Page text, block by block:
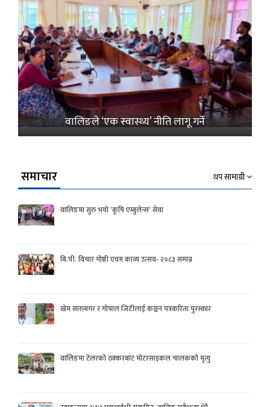
वालिङले ‘एक स्वास्थ्य’ नीति लागू गर्ने
समाचार थप सामाग्री
वालिङमा सुरु भयो ‘कृषि एम्बुलेन्स’ सेवा
बि.पी. विचार गोष्ठी एवम काव्य उत्सव- २०८३ सम्पन्न
खेम सारुमगर र गोपाल जिटीलाई कञ्चन पत्रकरिता पुरस्कार
वालिङमा टेलरको ठक्करबाट मोटरसाइकल चालकको मृत्यु